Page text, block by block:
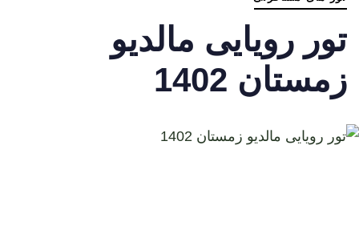
تور رویایی مالدیو
زمستان 1402